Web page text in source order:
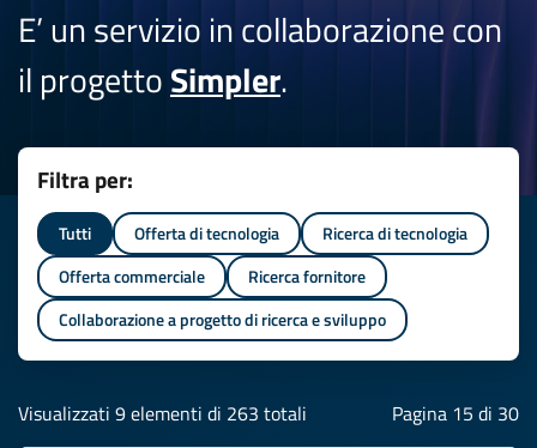
E’ un servizio in collaborazione con
il progettoSimpler.
Filtra per:
Tutti Offerta di tecnologia
Ricerca di tecnologia
Offerta commerciale
Ricerca fornitore
Collaborazione a progetto di ricerca e sviluppo
Visualizzati 9 elementi di 263 totali Pagina 15 di 30